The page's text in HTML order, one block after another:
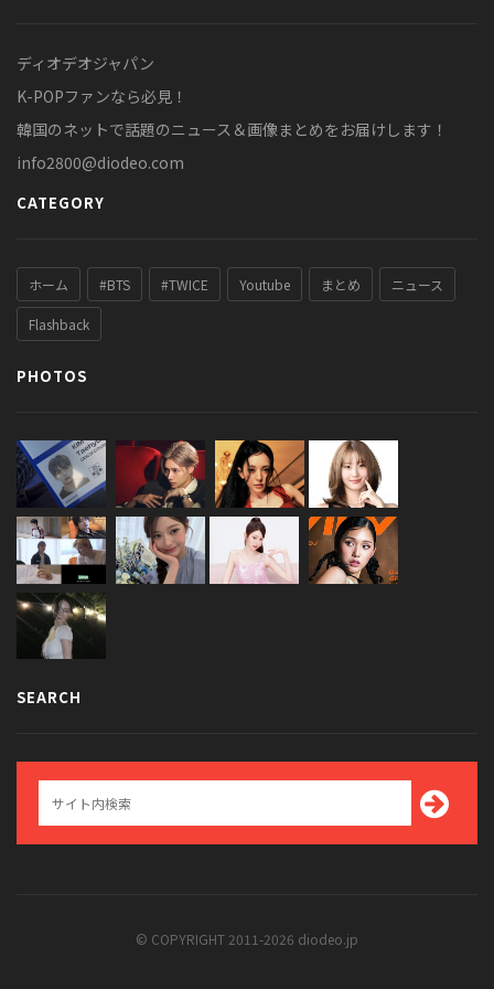
ディオデオジャパン
K-POPファンなら必見！
韓国のネットで話題のニュース＆画像まとめをお届けします！
info2800@diodeo.com
CATEGORY
ホーム #BTS #TWICE Youtube まとめ ニュース
Flashback
PHOTOS
SEARCH
© COPYRIGHT 2011-2026 diodeo.jp